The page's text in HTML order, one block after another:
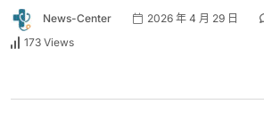
News-Center 2026 年 4 月 29 日
173 Views